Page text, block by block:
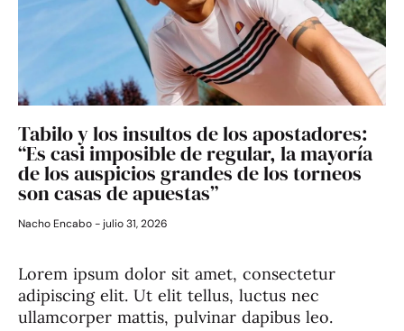
Tabilo y los insultos de los apostadores:
“Es casi imposible de regular, la mayoría
de los auspicios grandes de los torneos
son casas de apuestas”
Nacho Encabo julio 31, 2026
Lorem ipsum dolor sit amet, consectetur
adipiscing elit. Ut elit tellus, luctus nec
ullamcorper mattis, pulvinar dapibus leo.